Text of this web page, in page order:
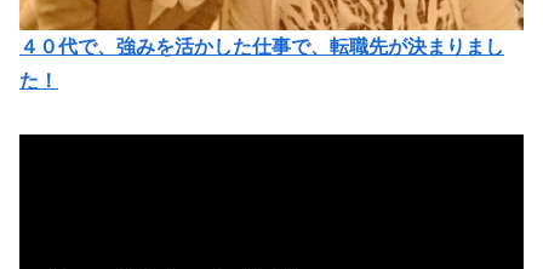
４０代で、強みを活かした仕事で、転職先が決まりまし
た！